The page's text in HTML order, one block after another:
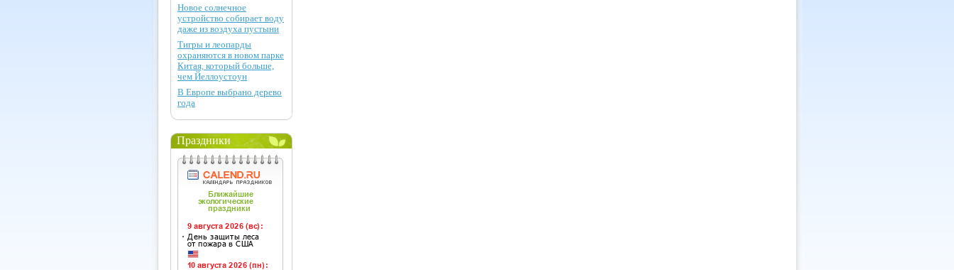
Новое солнечное
устройство собирает воду
даже из воздуха пустыни
Тигры и леопарды
охраняются в новом парке
Китая, который больше,
чем Йеллоустоун
В Европе выбрано дерево
года
Праздники